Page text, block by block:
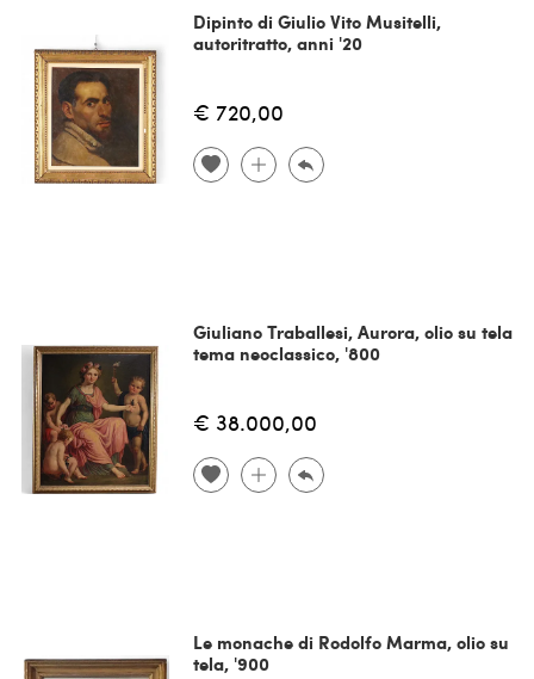
Dipinto di Giulio Vito Musitelli,
autoritratto, anni '20
€ 720,00
Giuliano Traballesi, Aurora, olio su tela
tema neoclassico, '800
€ 38.000,00
Le monache di Rodolfo Marma, olio su
tela, '900